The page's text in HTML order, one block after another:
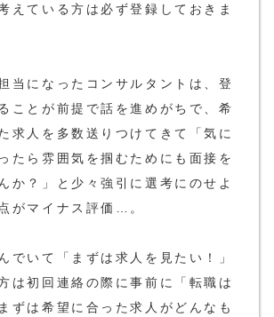
えている方は必ず登録しておきま
当になったコンサルタントは、登
ことが前提で話を進めがちで、希
求人を多数送りつけてきて「気に
たら雰囲気を掴むためにも面接を
か？」と少々強引に選考にのせよ
がマイナス評価…。
でいて「まずは求人を見たい！」
は初回連絡の際に事前に「転職は
ずは希望に合った求人がどんなも